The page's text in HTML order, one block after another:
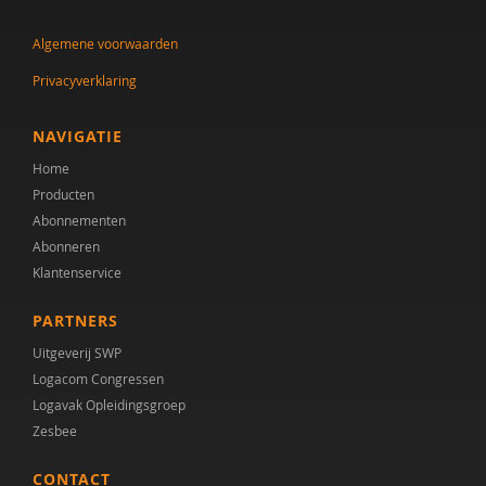
Dr. C.A. Hartman
Cissy Canninga
Stynke Castelein
Yuki Curiel
Drs. D.C. Ligtvoet
Lineke Davids
Yvette Dijkxhoorn
Daniël van der Doelen
Nina Dos Santos
Prof. dr. F. (Fop) Verheij
Algemene voorwaarden
Privacyverklaring
NAVIGATIE
Home
Producten
Abonnementen
Abonneren
Klantenservice
PARTNERS
Uitgeverij SWP
Logacom Congressen
Logavak Opleidingsgroep
Zesbee
CONTACT